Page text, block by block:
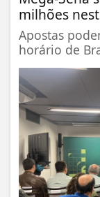
milhões
Apostas
horário de